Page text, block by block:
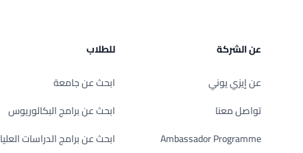
عن الشركة
عن إيزي يوني
تواصل معنا
Ambassador Programme
للطلاب
ابحث عن جامعة
ابحث عن برامج البكالوريوس
ابحث عن برامج الدراسات العليا